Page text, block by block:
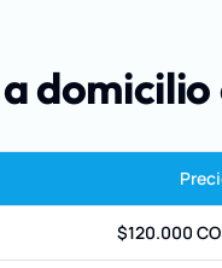
$120.000